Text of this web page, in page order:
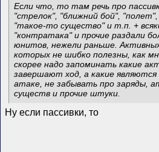
Если что, то там речь про
"стрелок", "ближний бой",
"такое-то существо" и т.п. +
"контратака" и прочие раздали
юнитов, нежели раньше.
которых не шибко полезны, как
скорее надо запоминать какие
завершают ход, а какие
атаке, не забывать про заряды,
существ и прочие штуки.
Ну если пассивки, то